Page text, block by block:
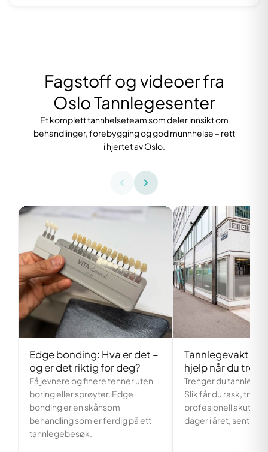
Fagstoff og videoer fra
Oslo Tannlegesenter
Et komplett tannhelseteam som deler innsikt om
behandlinger, forebygging og god munnhelse – rett
i hjertet av Oslo.
Edge bonding: Hva er det –
og er det riktig for deg?
Få jevnere og finere tenner uten
boring eller sprøyter. Edge
bonding er en skånsom
behandling som er ferdig på ett
tannlegebesøk.
Tannlegevakt i
hjelp når du
Trenger du
Slik får du rask, trygg
profesjonell
dager i året, sentralt i